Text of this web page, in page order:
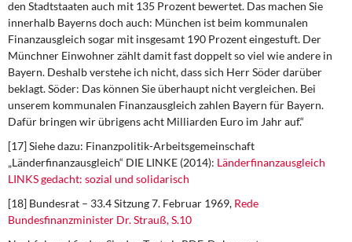
den Stadtstaaten auch mit 135 Prozent bewertet. Das machen Sie
innerhalb Bayerns doch auch: München ist beim kommunalen
Finanzausgleich sogar mit insgesamt 190 Prozent eingestuft. Der
Münchner Einwohner zählt damit fast doppelt so viel wie andere in
Bayern. Deshalb verstehe ich nicht, dass sich Herr Söder darüber
beklagt. Söder: Das können Sie überhaupt nicht vergleichen. Bei
unserem kommunalen Finanzausgleich zahlen Bayern für Bayern.
Dafür bringen wir übrigens acht Milliarden Euro im Jahr auf.“
[17] Siehe dazu: Finanzpolitik-Arbeitsgemeinschaft
„Länderfinanzausgleich“ DIE LINKE (2014): Länderfinanzausgleich
LINKS gedacht: sozial und solidarisch
[18] Bundesrat – 33.4 Sitzung 7. Februar 1969, Rede
Bundesfinanzminister Dr. Strauß, S.10